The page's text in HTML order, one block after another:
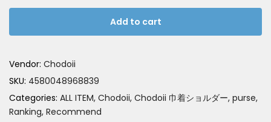
Add to cart
Vendor: Chodoii
SKU: 4580048968839
Categories: ALL ITEM Chodoii Chodoii 巾着ショルダー purse
Ranking Recommend